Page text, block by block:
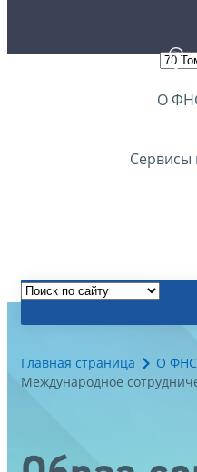
О
Сервисы
Главная страница
О ФНС
Международное